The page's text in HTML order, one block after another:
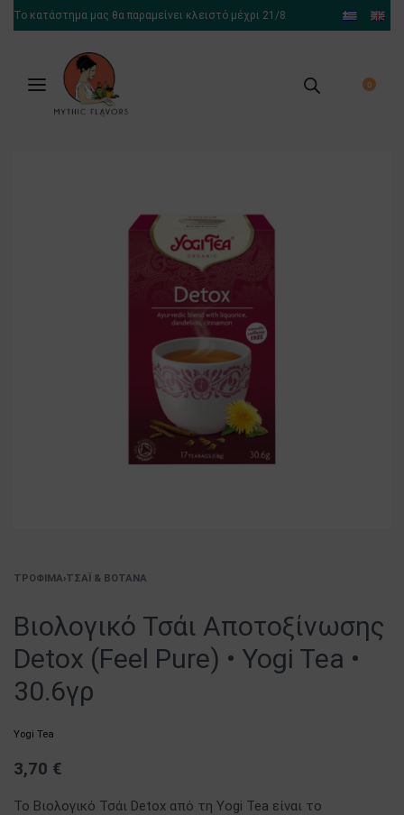
Το κατάστημα μας θα παραμείνει κλειστό μέχρι 21/8
0
ΤΡΌΦΙΜΑ›ΤΣΆΙ & ΒΌΤΑΝΑ
Βιολογικό Τσάι Αποτοξίνωσης
Detox (Feel Pure) • Yogi Tea •
30.6γρ
Yogi Tea
3,70 €
Το Βιολογικό Τσάι Detox από τη Yogi Tea είναι το